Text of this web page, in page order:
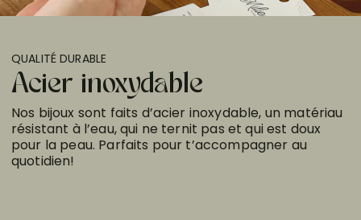
QUALITÉ DURABLE
Acier inoxydable
Nos bijoux sont faits d’acier inoxydable, un matériau
résistant à l’eau, qui ne ternit pas et qui est doux
pour la peau. Parfaits pour t’accompagner au
quotidien!